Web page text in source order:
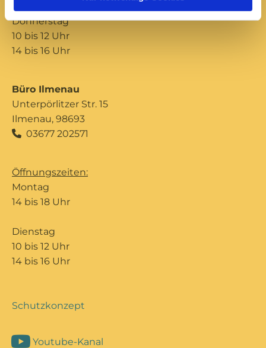
Donnerstag
10 bis 12 Uhr
14 bis 16 Uhr
Büro Ilmenau
Unterpörlitzer Str. 15
Ilmenau, 98693
 03677 202571
Öffnungszeiten:
Montag
14 bis 18 Uhr
Dienstag
10 bis 12 Uhr
14 bis 16 Uhr
Schutzkonzept
Youtube-Kanal